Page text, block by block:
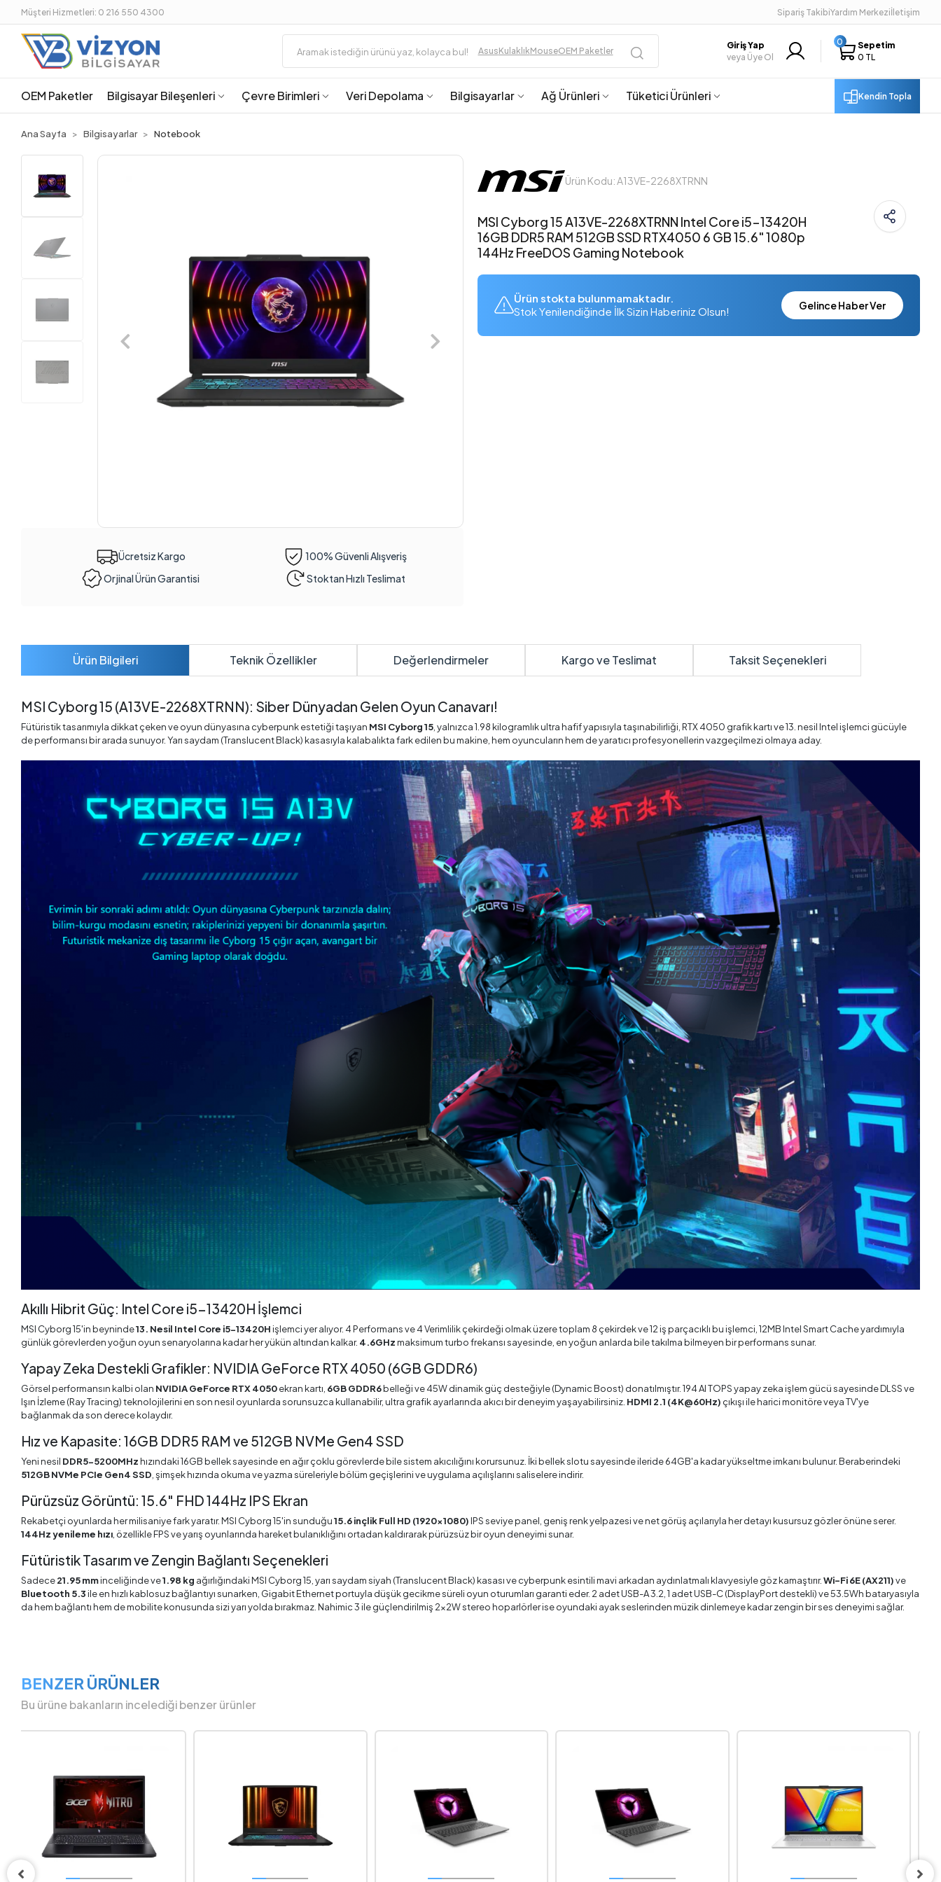
Müşteri Hizmetleri: 0 216 550 4300 Sipariş TakibiYardım Merkeziİletişim
AsusKulaklıkMouseOEM Paketler
Giriş Yap
veya Üye Ol
0
Sepetim
0 TL
OEM Paketler Bilgisayar Bileşenleri Çevre Birimleri Veri Depolama Bilgisayarlar Ağ Ürünleri Tüketici Ürünleri Kendin Topla
Ana Sayfa Bilgisayarlar Notebook
Ücretsiz Kargo
100% Güvenli Alışveriş
Orjinal Ürün Garantisi
Stoktan Hızlı Teslimat
Ürün Kodu: A13VE-2268XTRNN
MSI Cyborg 15 A13VE-2268XTRNN Intel Core i5-13420H
16GB DDR5 RAM 512GB SSD RTX4050 6 GB 15.6" 1080p
144Hz FreeDOS Gaming Notebook
Ürün stokta bulunmamaktadır.
Stok Yenilendiğinde İlk Sizin Haberiniz Olsun!
Gelince Haber Ver
Ürün Bilgileri Teknik Özellikler Değerlendirmeler Kargo ve Teslimat Taksit Seçenekleri
MSI Cyborg 15 (A13VE-2268XTRNN): Siber Dünyadan Gelen Oyun Canavarı!
Fütüristik tasarımıyla dikkat çeken ve oyun dünyasına cyberpunk estetiği taşıyan MSI Cyborg 15 , yalnızca 1.98 kilogramlık ultra hafif yapısıyla taşınabilirliği, RTX 4050 grafik kartı ve 13. nesil Intel işlemci gücüyle
de performansı bir arada sunuyor. Yarı saydam (Translucent Black) kasasıyla kalabalıkta fark edilen bu makine, hem oyuncuların hem de yaratıcı profesyonellerin vazgeçilmezi olmaya aday.
Akıllı Hibrit Güç: Intel Core i5-13420H İşlemci
MSI Cyborg 15'in beyninde13. Nesil Intel Core i5-13420Hişlemci yer alıyor. 4 Performans ve 4 Verimlilik çekirdeği olmak üzere toplam 8 çekirdek ve 12 iş parçacıklı bu işlemci, 12MB Intel Smart Cache yardımıyla
günlük görevlerden yoğun oyun senaryolarına kadar her yükün altından kalkar. 4.6GHzmaksimum turbo frekansı sayesinde, en yoğun anlarda bile takılma bilmeyen bir performans sunar.
Yapay Zeka Destekli Grafikler: NVIDIA GeForce RTX 4050 (6GB GDDR6)
Görsel performansın kalbi olan NVIDIA GeForce RTX 4050ekran kartı, 6GB GDDR6belleği ve 45W dinamik güç desteğiyle (Dynamic Boost) donatılmıştır. 194 AI TOPS yapay zeka işlem gücü sayesinde DLSS ve
Işın İzleme (Ray Tracing) teknolojilerini en son nesil oyunlarda sorunsuzca kullanabilir, ultra grafik ayarlarında akıcı bir deneyim yaşayabilirsiniz. HDMI 2.1 (4K@60Hz) çıkışı ile harici monitöre veya TV'ye
bağlanmak da son derece kolaydır.
Hız ve Kapasite: 16GB DDR5 RAM ve 512GB NVMe Gen4 SSD
Yeni nesil DDR5-5200MHzhızındaki 16GB bellek sayesinde en ağır çoklu görevlerde bile sistem akıcılığını korursunuz. İki bellek slotu sayesinde ileride 64GB'a kadar yükseltme imkanı bulunur. Beraberindeki
512GB NVMe PCIe Gen4 SSD , şimşek hızında okuma ve yazma süreleriyle bölüm geçişlerini ve uygulama açılışlarını saliselere indirir.
Pürüzsüz Görüntü: 15.6" FHD 144Hz IPS Ekran
Rekabetçi oyunlarda her milisaniye fark yaratır. MSI Cyborg 15'in sunduğu15.6 inçlik Full HD (1920x1080)IPS seviye panel, geniş renk yelpazesi ve net görüş açılarıyla her detayı kusursuz gözler önüne serer.
144Hz yenileme hızı , özellikle FPS ve yarış oyunlarında hareket bulanıklığını ortadan kaldırarak pürüzsüz bir oyun deneyimi sunar.
Fütüristik Tasarım ve Zengin Bağlantı Seçenekleri
Sadece21.95 mminceliğinde ve1.98 kg ağırlığındaki MSI Cyborg 15, yarı saydam siyah (Translucent Black) kasası ve cyberpunk esintili mavi arkadan aydınlatmalı klavyesiyle göz kamaştırır.Wi-Fi 6E (AX211)ve
Bluetooth 5.3ile en hızlı kablosuz bağlantıyı sunarken, Gigabit Ethernet portuyla düşük gecikme süreli oyun oturumları garanti eder. 2 adet USB-A 3.2, 1 adet USB-C (DisplayPort destekli) ve 53.5Wh bataryasıyla
da hem bağlantı hem de mobilite konusunda sizi yarı yolda bırakmaz. Nahimic 3 ile güçlendirilmiş 2x2W stereo hoparlörler ise oyundaki ayak seslerinden müzik dinlemeye kadar zengin bir ses deneyimi sağlar.
BENZER ÜRÜNLER
Bu ürüne bakanların incelediği benzer ürünler